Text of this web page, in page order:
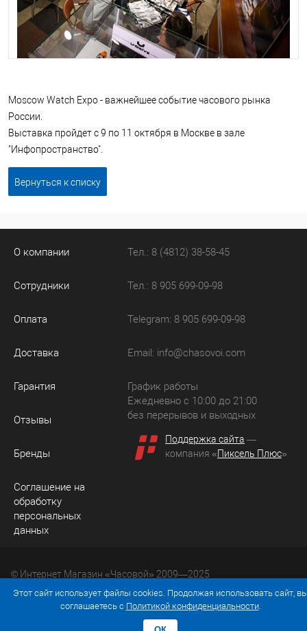
Moscow Watch Expo - важнейшее событие часового рынка
России.
Выставка пройдет с 9 по 11 октября в Москве в зале
"Инфопространство".
Вернуться к списку
О компании
Сотрудники
Оплата
Доставка
Гарантия
Отзывы
Бренды
Соглашение на
обработку
персональных
данных
Тел.: 8 (4812) 38-58-45
Тел.: 8 905 699-09-98
Telegram: 8 905 699-09-98
Email: info@chasovoi.com
График работы
Ежедневно с 10:00 до 21:00
без перерывов и выходных
Поддержка сайта —
компания «Пиксель Плюс»
© Интернет Магазин «Часовой» 2009—2025
Юридический адрес: 214036 Россия, г. Смоленск, ул.
Рыленкова, д. 61а, кв. 24.
Этот сайт использует файлы cookies. Продолжая использовать сайт,
соглашаетесь с Политикой конфиденциальности.